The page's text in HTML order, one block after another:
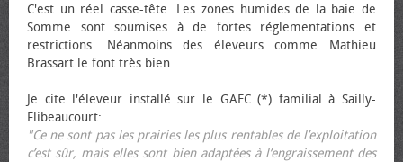
C'est un réel casse-tête. Les zones humides de la baie de
Somme sont soumises à de fortes réglementations et
restrictions. Néanmoins des éleveurs comme Mathieu
Brassart le font très bien.
Je cite l'éleveur installé sur le GAEC (*) familial à Sailly-
Flibeaucourt:
"Ce ne sont pas les prairies les plus rentables de l’exploitation
c’est sûr, mais elles sont bien adaptées à l’engraissement des